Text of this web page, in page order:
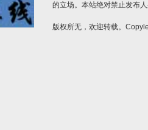
的立场。本站绝对禁止发布
版权所无，欢迎转载。